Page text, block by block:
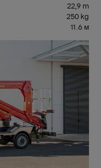
22,9 m
250 kg
11.6 м